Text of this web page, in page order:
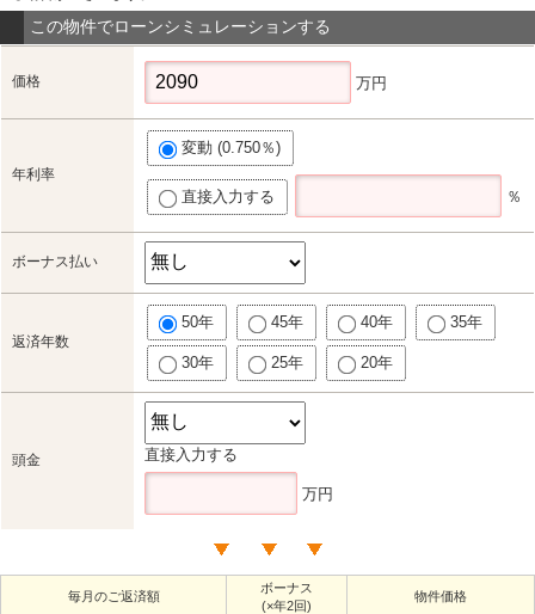
この物件でローンシミュレーションする
価格 万円
年利率
変動 (0.750％)
直接入力する ％
ボーナス払い
返済年数
50年 45年 40年 35年
30年 25年 20年
頭金 直接入力する
万円
毎月のご返済額
ボーナス
(×年2回)
物件価格